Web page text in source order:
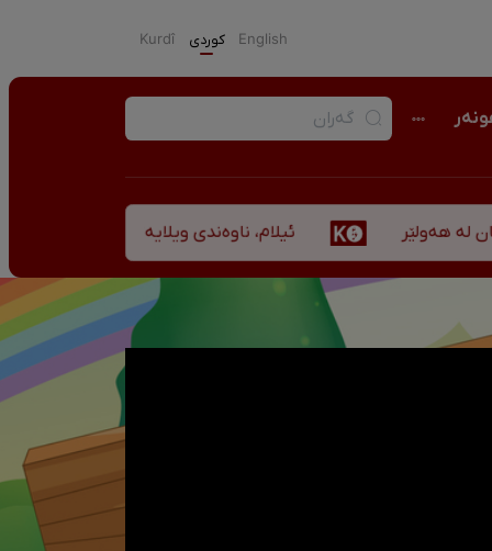
English كوردی Kurdî
ئیلام، ناوەندی ویلایەتی کوردستان لە ”نزهەالقلوب